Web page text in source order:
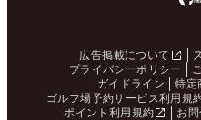
広告掲載について
プライバシーポリシー
ガイドライン
特定
ゴルフ場予約サービス利用規
ポイント利用規約
お